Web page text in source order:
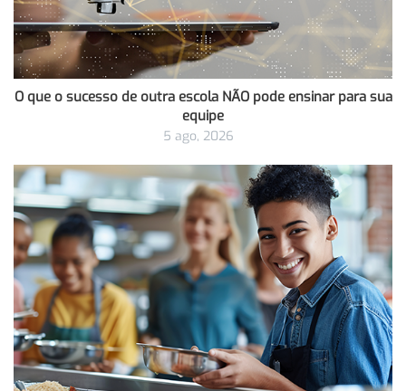
O que o sucesso de outra escola NÃO pode ensinar para sua
equipe
5 ago, 2026